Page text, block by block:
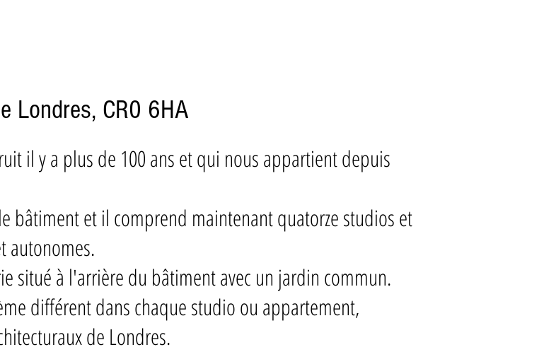
Londres, CR0 6HA
il y a plus de 100 ans et qui nous appartient depuis
bâtiment et il comprend maintenant quatorze studios et
autonomes.
situé à l'arrière du bâtiment avec un jardin commun.
différent dans chaque studio ou appartement,
de Londres.